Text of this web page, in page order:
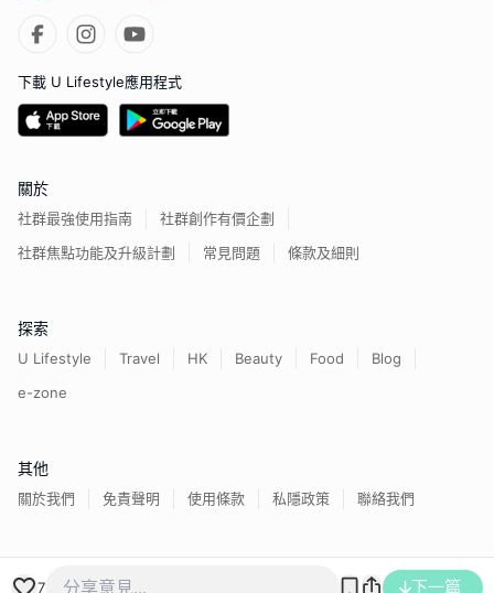
7 下一篇
下載 U Lifestyle應用程式
關於
社群最強使用指南
社群創作有價企劃
社群焦點功能及升級計劃
常見問題 條款及細則
探索
U Lifestyle Travel HK Beauty Food
Blog
e-zone
其他
關於我們 免責聲明 使用條款 私隱政策 聯絡我們
香港經濟日報版權所有©